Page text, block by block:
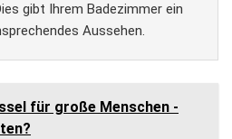
gibt Ihrem Badezimmer ein
Aussehen.
für große Menschen -